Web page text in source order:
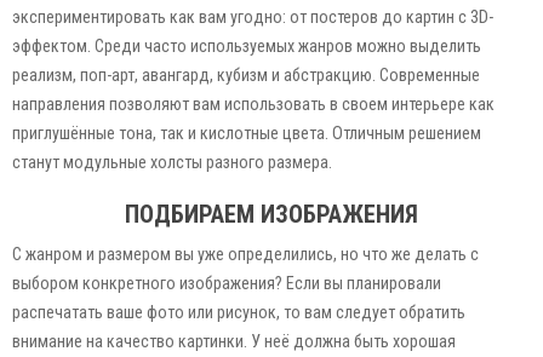
экспериментировать как вам угодно: от постеров до картин с 3D-
эффектом. Среди часто используемых жанров можно выделить
реализм, поп-арт, авангард, кубизм и абстракцию. Современные
направления позволяют вам использовать в своем интерьере как
приглушённые тона, так и кислотные цвета. Отличным решением
станут модульные холсты разного размера.
ПОДБИРАЕМ ИЗОБРАЖЕНИЯ
С жанром и размером вы уже определились, но что же делать с
выбором конкретного изображения? Если вы планировали
распечатать ваше фото или рисунок, то вам следует обратить
внимание на качество картинки. У неё должна быть хорошая